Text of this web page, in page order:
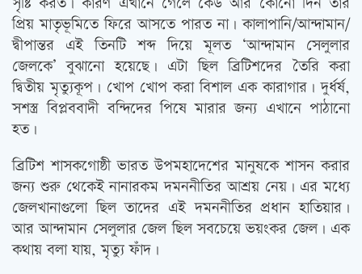
প্রিয় মাতৃভূমিতে ফিরে আসতে পারত না। কালাপানি/আন্দামান/
দ্বীপান্তর এই তিনটি শব্দ দিয়ে মূলত ‘আন্দামান সেলুলার
জেলকে’ বুঝানো হয়েছে। এটা ছিল ব্রিটিশদের তৈরি করা
দ্বিতীয় মৃত্যুকূপ। খোপ খোপ করা বিশাল এক কারাগার। দুর্ধর্ষ,
সশস্ত্র বিপ্লববাদী বন্দিদের পিষে মারার জন্য এখানে পাঠানো
হত।
ব্রিটিশ শাসকগোষ্ঠী ভারত উপমহাদেশের মানুষকে শাসন করার
জন্য শুরু থেকেই নানারকম দমননীতির আশ্রয় নেয়। এর মধ্যে
জেলখানাগুলো ছিল তাদের এই দমননীতির প্রধান হাতিয়ার।
আর আন্দামান সেলুলার জেল ছিল সবচেয়ে ভয়ংকর জেল। এক
কথায় বলা যায়, মৃত্যু ফাঁদ।